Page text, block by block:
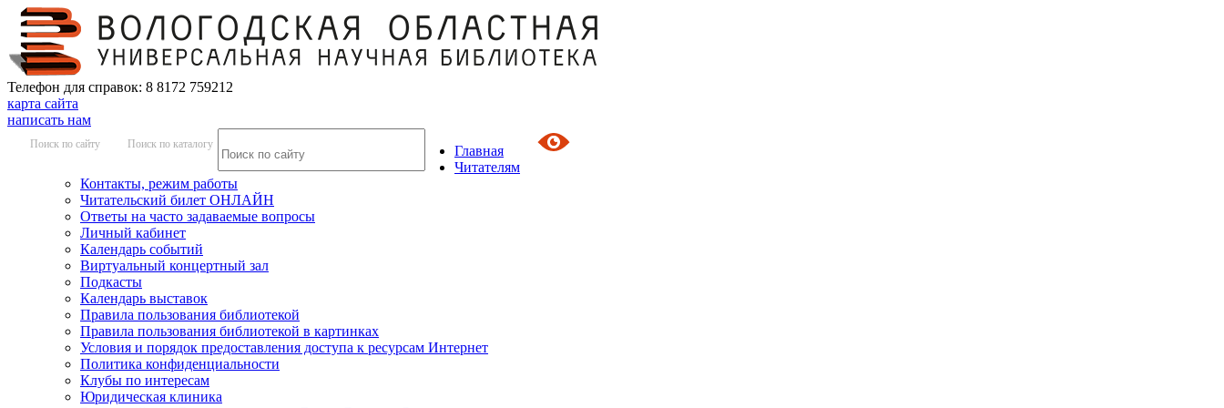
Телефон для справок: 8 8172 759212
карта сайта
написать нам
Поиск по сайту Поиск по каталогу
Главная
Читателям
Контакты, режим работы
Читательский билет ОНЛАЙН
Ответы на часто задаваемые вопросы
Личный кабинет
Календарь событий
Виртуальный концертный зал
Подкасты
Календарь выставок
Правила пользования библиотекой
Правила пользования библиотекой в картинках
Условия и порядок предоставления доступа к ресурсам Интернет
Политика конфиденциальности
Клубы по интересам
Юридическая клиника